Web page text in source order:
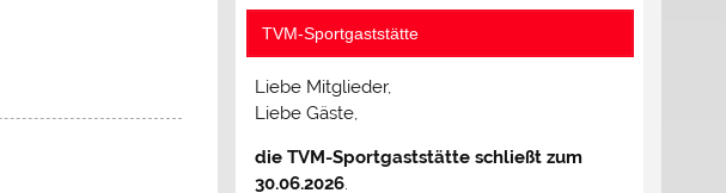
TVM-Sportgaststätte
Liebe Mitglieder,
Liebe Gäste,
die TVM-Sportgaststätte schließt zum
30.06.2026.